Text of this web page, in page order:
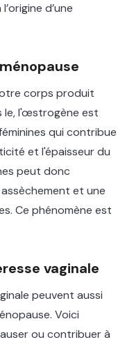
d’une
corps produit
le, l'œstrogène est
qui contribue
et l'épaisseur du
peut donc
et une
Ce phénomène est
vaginale
peuvent aussi
Voici
ou contribuer à